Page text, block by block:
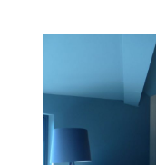
åpner det seg